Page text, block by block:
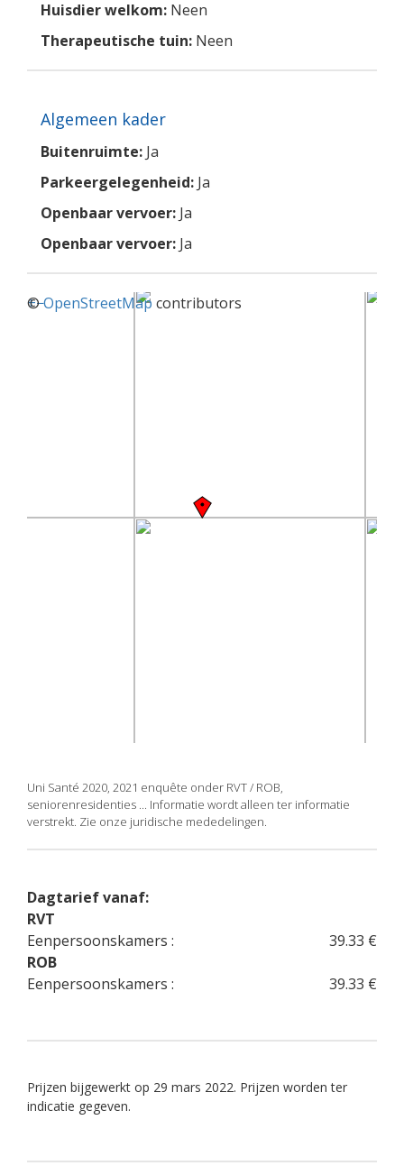
Huisdier welkom: Neen
Therapeutische tuin: Neen
Algemeen kader
Buitenruimte: Ja
Parkeergelegenheid: Ja
Openbaar vervoer: Ja
Openbaar vervoer: Ja
+−
©OpenStreetMap contributors
Uni Santé 2020, 2021 enquête onder RVT / ROB,
seniorenresidenties ... Informatie wordt alleen ter informatie
verstrekt. Zie onze juridische mededelingen.
Dagtarief vanaf:
RVT
Eenpersoonskamers :
39.33 €
ROB
Eenpersoonskamers :
39.33 €
Prijzen bijgewerkt op 29 mars 2022. Prijzen worden ter
indicatie gegeven.